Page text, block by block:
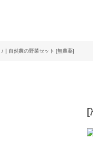
｜自然農の野菜セット [無農薬]
[